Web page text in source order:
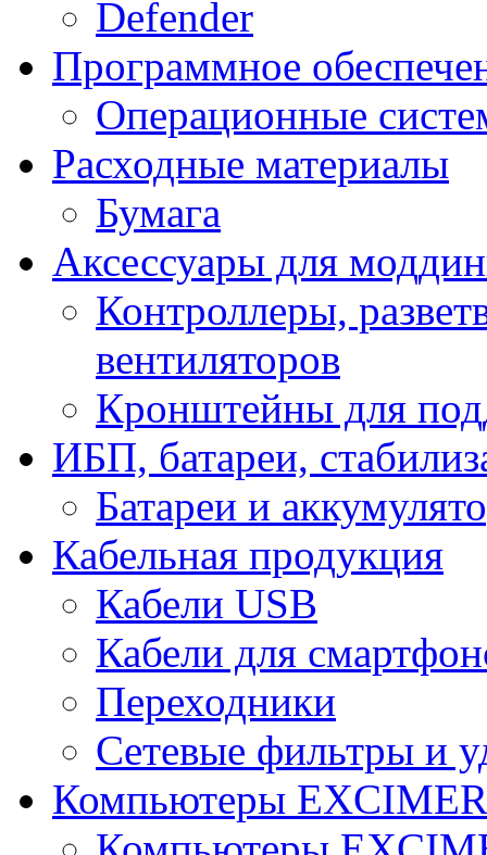
Defender
Программное
Операционные
Расходные материалы
Бумага
Аксессуары для
Контроллеры,
вентиляторов
Кронштейны для
ИБП, батареи,
Батареи и
Кабельная продукция
Кабели USB
Кабели для
Переходники
Сетевые фильтры и
Компьютеры